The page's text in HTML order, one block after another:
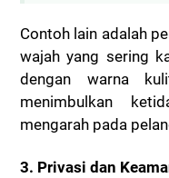
Contoh lain adalah
wajah yang sering
dengan warna
menimbulkan
mengarah pada
3. Privasi dan